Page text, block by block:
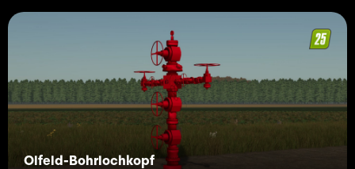
Ölfeld-Bohrlochkopf